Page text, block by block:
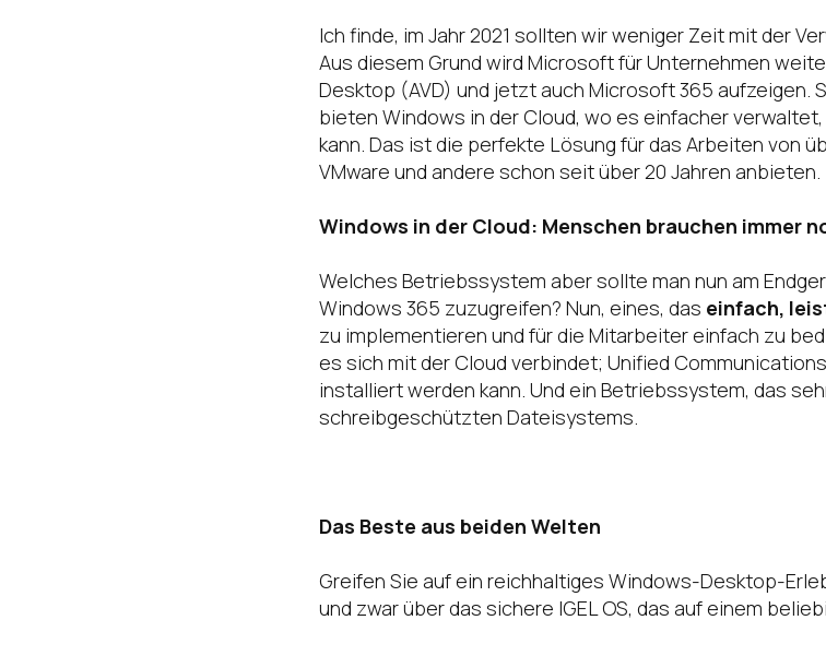
Ich finde, im Jahr 2021 sollten wir weniger Zeit mit der
Aus diesem Grund wird Microsoft für Unternehmen
Desktop (AVD) und jetzt auch Microsoft 365 aufzeigen.
bieten Windows in der Cloud, wo es einfacher
kann. Das ist die perfekte Lösung für das Arbeiten von
VMware und andere schon seit über 20 Jahren anbieten.
Windows in der Cloud: Menschen brauchen immer
Welches Betriebssystem aber sollte man nun am
Windows 365 zuzugreifen? Nun, eines, das einfach,
zu implementieren und für die Mitarbeiter einfach zu
es sich mit der Cloud verbindet; Unified
installiert werden kann. Und ein Betriebssystem, das
schreibgeschützten Dateisystems.
Das Beste aus beiden Welten
Greifen Sie auf ein reichhaltiges Windows-Desktop-
und zwar über das sichere IGEL OS, das auf einem